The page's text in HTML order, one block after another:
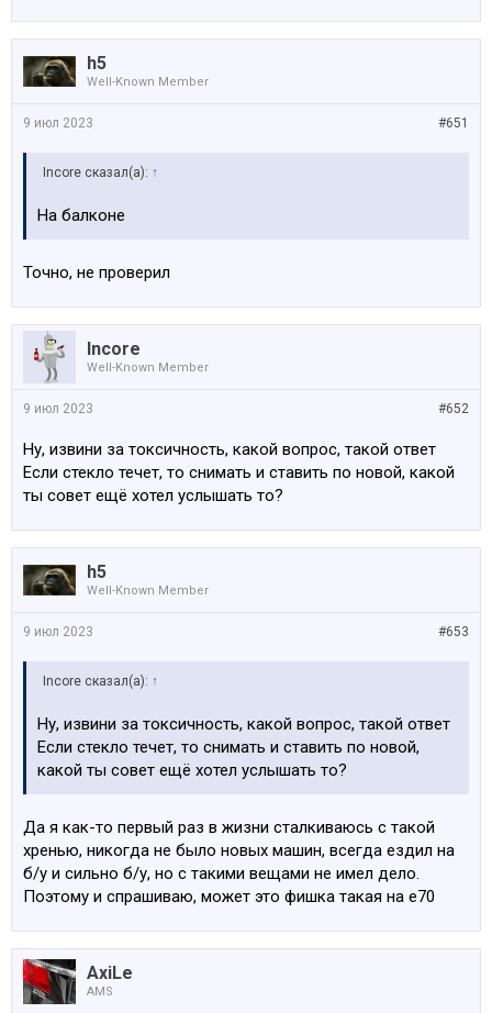
h5
Well-Known Member
#651
9 июл 2023
Incore сказал(а): ↑
На балконе
Точно, не проверил
Incore
Well-Known Member
#652
9 июл 2023
Ну, извини за токсичность, какой вопрос, такой ответ
Если стекло течет, то снимать и ставить по новой, какой
ты совет ещё хотел услышать то?
h5
Well-Known Member
#653
9 июл 2023
Incore сказал(а): ↑
Ну, извини за токсичность, какой вопрос, такой ответ
Если стекло течет, то снимать и ставить по новой,
какой ты совет ещё хотел услышать то?
Да я как-то первый раз в жизни сталкиваюсь с такой
хренью, никогда не было новых машин, всегда ездил на
б/у и сильно б/у, но с такими вещами не имел дело.
Поэтому и спрашиваю, может это фишка такая на е70
AxiLe
AMS